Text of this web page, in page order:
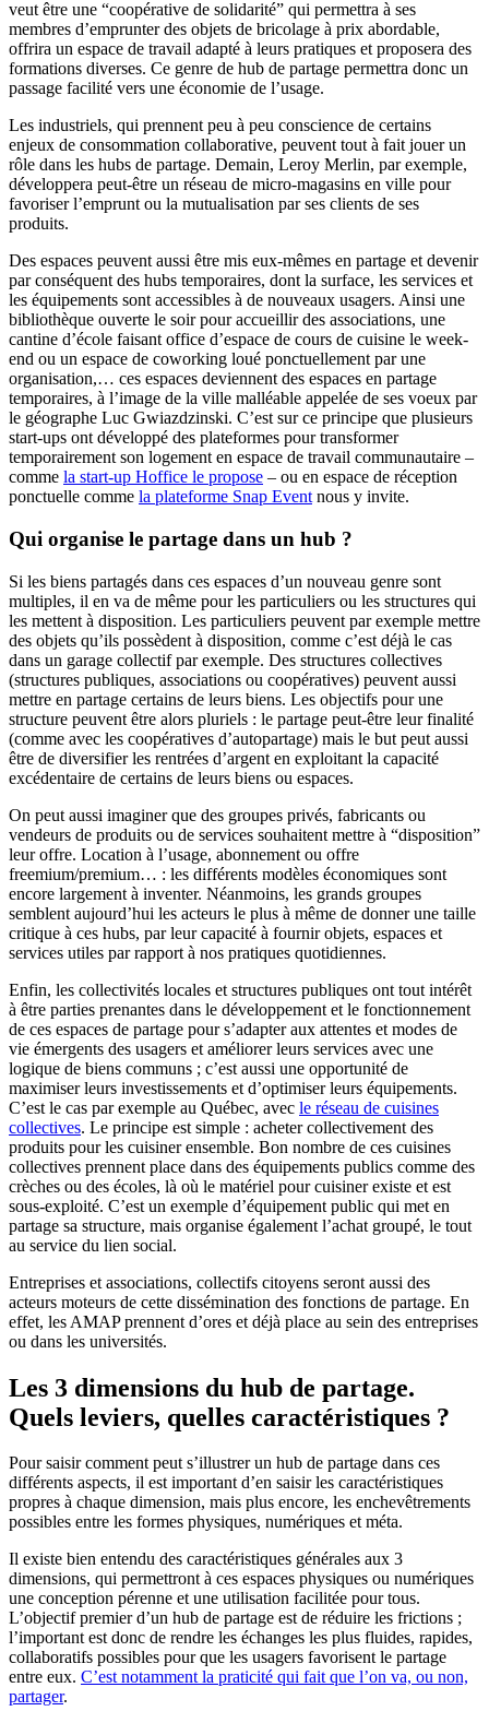
veut être une “coopérative de solidarité” qui permettra à ses
membres d’emprunter des objets de bricolage à prix abordable,
offrira un espace de travail adapté à leurs pratiques et proposera des
formations diverses. Ce genre de hub de partage permettra donc un
passage facilité vers une économie de l’usage.
Les industriels, qui prennent peu à peu conscience de certains
enjeux de consommation collaborative, peuvent tout à fait jouer un
rôle dans les hubs de partage. Demain, Leroy Merlin, par exemple,
développera peut-être un réseau de micro-magasins en ville pour
favoriser l’emprunt ou la mutualisation par ses clients de ses
produits.
Des espaces peuvent aussi être mis eux-mêmes en partage et devenir
par conséquent des hubs temporaires, dont la surface, les services et
les équipements sont accessibles à de nouveaux usagers. Ainsi une
bibliothèque ouverte le soir pour accueillir des associations, une
cantine d’école faisant office d’espace de cours de cuisine le week-
end ou un espace de coworking loué ponctuellement par une
organisation,… ces espaces deviennent des espaces en partage
temporaires, à l’image de la ville malléable appelée de ses voeux par
le géographe Luc Gwiazdzinski. C’est sur ce principe que plusieurs
start-ups ont développé des plateformes pour transformer
temporairement son logement en espace de travail communautaire –
comme la start-up Hoffice le propose – ou en espace de réception
ponctuelle comme la plateforme Snap Event nous y invite.
Qui organise le partage dans un hub ?
Si les biens partagés dans ces espaces d’un nouveau genre sont
multiples, il en va de même pour les particuliers ou les structures qui
les mettent à disposition. Les particuliers peuvent par exemple mettre
des objets qu’ils possèdent à disposition, comme c’est déjà le cas
dans un garage collectif par exemple. Des structures collectives
(structures publiques, associations ou coopératives) peuvent aussi
mettre en partage certains de leurs biens. Les objectifs pour une
structure peuvent être alors pluriels : le partage peut-être leur finalité
(comme avec les coopératives d’autopartage) mais le but peut aussi
être de diversifier les rentrées d’argent en exploitant la capacité
excédentaire de certains de leurs biens ou espaces.
On peut aussi imaginer que des groupes privés, fabricants ou
vendeurs de produits ou de services souhaitent mettre à “disposition”
leur offre. Location à l’usage, abonnement ou offre
freemium/premium… : les différents modèles économiques sont
encore largement à inventer. Néanmoins, les grands groupes
semblent aujourd’hui les acteurs le plus à même de donner une taille
critique à ces hubs, par leur capacité à fournir objets, espaces et
services utiles par rapport à nos pratiques quotidiennes.
Enfin, les collectivités locales et structures publiques ont tout intérêt
à être parties prenantes dans le développement et le fonctionnement
de ces espaces de partage pour s’adapter aux attentes et modes de
vie émergents des usagers et améliorer leurs services avec une
logique de biens communs ; c’est aussi une opportunité de
maximiser leurs investissements et d’optimiser leurs équipements.
C’est le cas par exemple au Québec, avec le réseau de cuisines
collectives. Le principe est simple : acheter collectivement des
produits pour les cuisiner ensemble. Bon nombre de ces cuisines
collectives prennent place dans des équipements publics comme des
crèches ou des écoles, là où le matériel pour cuisiner existe et est
sous-exploité. C’est un exemple d’équipement public qui met en
partage sa structure, mais organise également l’achat groupé, le tout
au service du lien social.
Entreprises et associations, collectifs citoyens seront aussi des
acteurs moteurs de cette dissémination des fonctions de partage. En
effet, les AMAP prennent d’ores et déjà place au sein des entreprises
ou dans les universités.
Les 3 dimensions du hub de partage.
Quels leviers, quelles caractéristiques ?
Pour saisir comment peut s’illustrer un hub de partage dans ces
différents aspects, il est important d’en saisir les caractéristiques
propres à chaque dimension, mais plus encore, les enchevêtrements
possibles entre les formes physiques, numériques et méta.
Il existe bien entendu des caractéristiques générales aux 3
dimensions, qui permettront à ces espaces physiques ou numériques
une conception pérenne et une utilisation facilitée pour tous.
L’objectif premier d’un hub de partage est de réduire les frictions ;
l’important est donc de rendre les échanges les plus fluides, rapides,
collaboratifs possibles pour que les usagers favorisent le partage
entre eux. C’est notamment la praticité qui fait que l’on va, ou non,
partager.